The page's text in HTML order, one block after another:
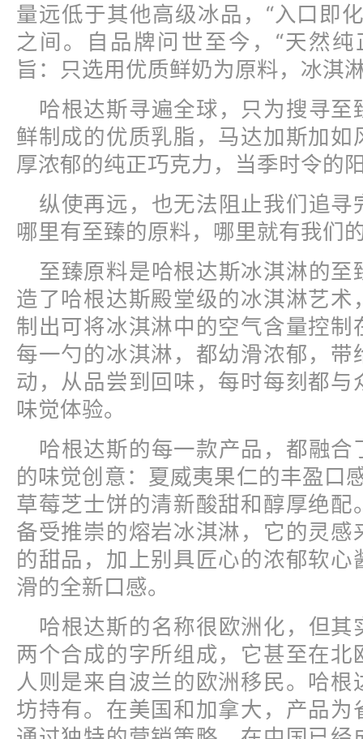
量远低于其他高级冰品，“入口即
之间。自品牌问世至今，“天然
旨：只选用优质鲜奶为原料，冰淇
哈根达斯寻遍全球，只为搜寻
鲜制成的优质乳脂，马达加斯加
厚浓郁的纯正巧克力，当季时令的
纵使再远，也无法阻止我们追
哪里有至臻的原料，哪里就有我们
至臻原料是哈根达斯冰淇淋的
造了哈根达斯殿堂级的冰淇淋艺
制出可将冰淇淋中的空气含量控
每一勺的冰淇淋，都幼滑浓郁，
动，从品尝到回味，每时每刻都
味觉体验。
哈根达斯的每一款产品，都融
的味觉创意：夏威夷果仁的丰盈口
草莓芝士饼的清新酸甜和醇厚绝
备受推崇的熔岩冰淇淋，它的灵
的甜品，加上别具匠心的浓郁软
滑的全新口感。
哈根达斯的名称很欧洲化，但
两个合成的字所组成，它甚至在
人则是来自波兰的欧洲移民。哈
坊持有。在美国和加拿大，产品